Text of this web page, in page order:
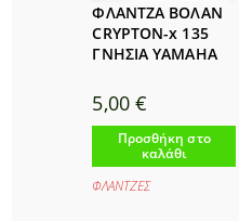
ΦΛΑΝΤΖΑ ΒΟΛΑΝ
CRYPTON-x 135
ΓΝΗΣΙΑ YAMAHA
5,00 €
Προσθήκη στο
καλάθι
ΦΛΑΝΤΖΕΣ